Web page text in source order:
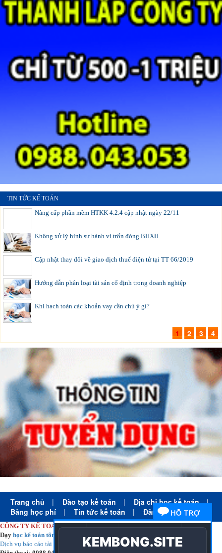
TIN TỨC KẾ TOÁN
Nâng cấp phần mềm HTKK 4.2.4 cập nhật ngày 22/11
Không xử lý hình sự hành vi trốn đóng BHXH
Cập nhật thay đổi về giao dịch thuế điện tử tại TT 66/2019
Hướng dẫn phân loại tài sản cố định trong doanh nghiệp
Khi hạch toán các khoản vay cần chú ý gì?
1 2 3 4
Trang chủ | Đào tạo kế toán | Địa chỉ học kế toán
|
Bảng học phí
| Tin tức kế toán | Đăng ký học
CÔNG TY KẾ TOÁN HÀ NỘI
Dạy học kế toán tổng hợp
Dịch vụ báo cáo tài chính
chuyên nghiệp uy tín giá rẻ